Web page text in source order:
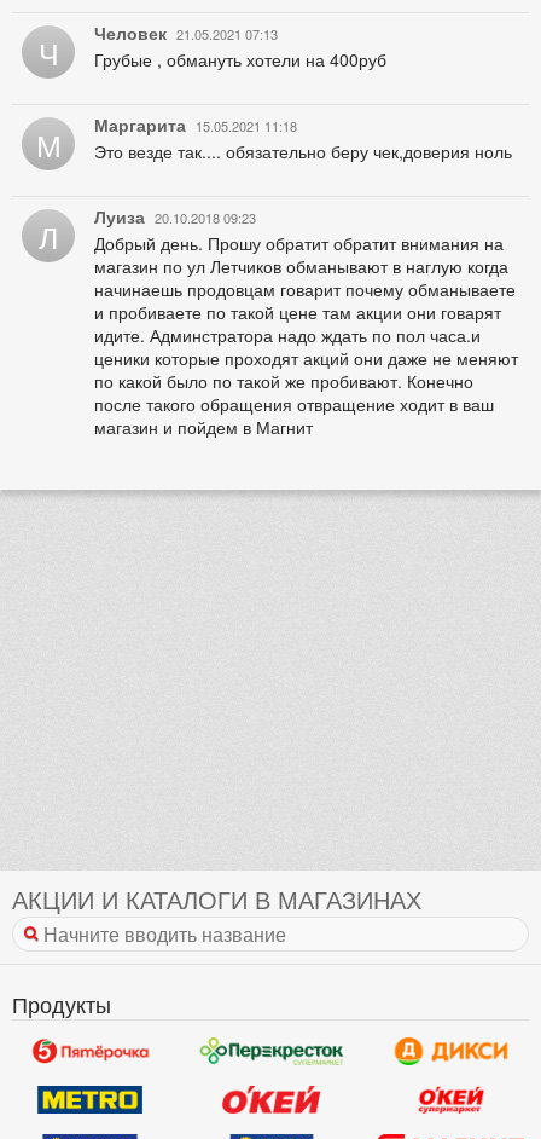
Ч Человек 21.05.2021 07:13
Грубые , обмануть хотели на 400руб
М Маргарита 15.05.2021 11:18
Это везде так.... обязательно беру чек,доверия ноль
Л Луиза 20.10.2018 09:23
Добрый день. Прошу обратит обратит внимания на
магазин по ул Летчиков обманывают в наглую когда
начинаешь продовцам говарит почему обманываете
и пробиваете по такой цене там акции они говарят
идите. Админстратора надо ждать по пол часа.и
ценики которые проходят акций они даже не меняют
по какой было по такой же пробивают. Конечно
после такого обращения отвращение ходит в ваш
магазин и пойдем в Магнит
АКЦИИ И КАТАЛОГИ В МАГАЗИНАХ
Продукты